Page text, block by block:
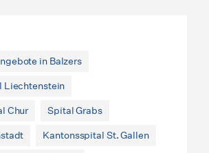
in Balzers
Liechtenstein
Chur
Spital Grabs
Kantonsspital St. Gallen